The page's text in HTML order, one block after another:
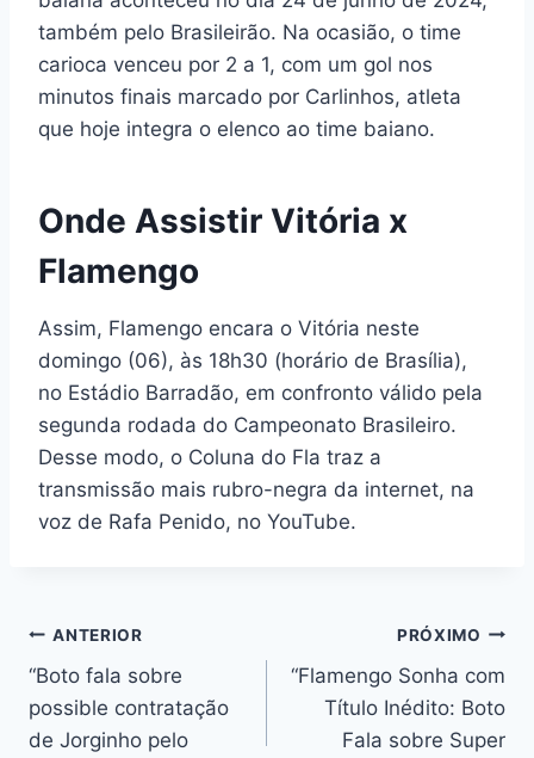
também pelo Brasileirão. Na ocasião, o time
carioca venceu por 2 a 1, com um gol nos
minutos finais marcado por Carlinhos, atleta
que hoje integra o elenco ao time baiano.
Onde Assistir Vitória x
Flamengo
Assim, Flamengo encara o Vitória neste
domingo (06), às 18h30 (horário de Brasília),
no Estádio Barradão, em confronto válido pela
segunda rodada do Campeonato Brasileiro.
Desse modo, o Coluna do Fla traz a
transmissão mais rubro-negra da internet, na
voz de Rafa Penido, no YouTube.
Navegação
de
Post
ANTERIOR
“Boto fala sobre
possible contratação
de Jorginho pelo
PRÓXIMO
“Flamengo Sonha com
Título Inédito: Boto
Fala sobre Super